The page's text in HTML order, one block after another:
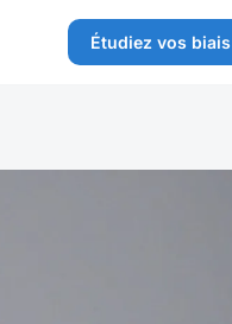
Étudiez vos